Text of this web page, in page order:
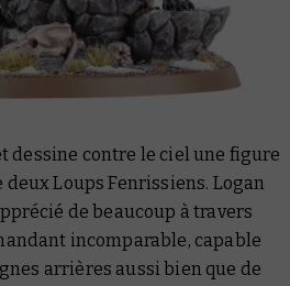
dessine contre le ciel une figure
Loups Fenrissiens. Logan
de beaucoup à travers
incomparable, capable
arrières aussi bien que de